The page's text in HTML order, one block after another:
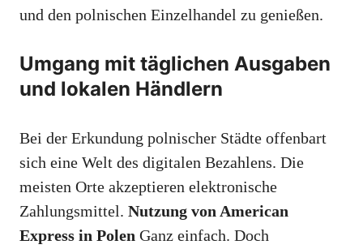
und den polnischen Einzelhandel zu genießen.
Umgang mit täglichen Ausgaben
und lokalen Händlern
Bei der Erkundung polnischer Städte offenbart
sich eine Welt des digitalen Bezahlens. Die
meisten Orte akzeptieren elektronische
Zahlungsmittel. Nutzung von American
Express in Polen Ganz einfach. Doch